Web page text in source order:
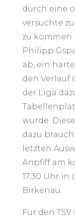
durch eine
versuchte
zu
Philipp
ab, ein
den Verlauf
der Liga
wurde.
dazu
letzten
Anpfiff am
17:30 Uhr
Birkenau.
Für den